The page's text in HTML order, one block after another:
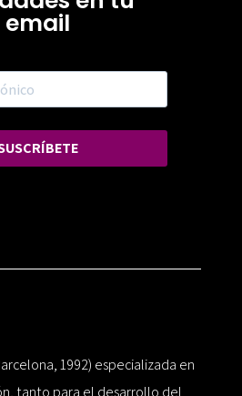
email
1992) especializada en
tanto para el desarrollo del